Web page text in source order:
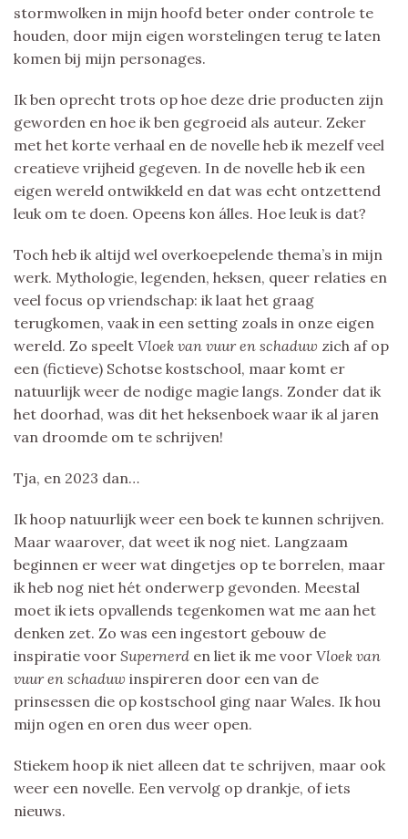
stormwolken in mijn hoofd beter onder controle te
houden, door mijn eigen worstelingen terug te laten
komen bij mijn personages.
Ik ben oprecht trots op hoe deze drie producten zijn
geworden en hoe ik ben gegroeid als auteur. Zeker
met het korte verhaal en de novelle heb ik mezelf veel
creatieve vrijheid gegeven. In de novelle heb ik een
eigen wereld ontwikkeld en dat was echt ontzettend
leuk om te doen. Opeens kon álles. Hoe leuk is dat?
Toch heb ik altijd wel overkoepelende thema’s in mijn
werk. Mythologie, legenden, heksen, queer relaties en
veel focus op vriendschap: ik laat het graag
terugkomen, vaak in een setting zoals in onze eigen
wereld. Zo speelt Vloek van vuur en schaduw zich af op
een (fictieve) Schotse kostschool, maar komt er
natuurlijk weer de nodige magie langs. Zonder dat ik
het doorhad, was dit het heksenboek waar ik al jaren
van droomde om te schrijven!
Tja, en 2023 dan…
Ik hoop natuurlijk weer een boek te kunnen schrijven.
Maar waarover, dat weet ik nog niet. Langzaam
beginnen er weer wat dingetjes op te borrelen, maar
ik heb nog niet hét onderwerp gevonden. Meestal
moet ik iets opvallends tegenkomen wat me aan het
denken zet. Zo was een ingestort gebouw de
inspiratie voor Supernerd en liet ik me voor Vloek van
vuur en schaduw inspireren door een van de
prinsessen die op kostschool ging naar Wales. Ik hou
mijn ogen en oren dus weer open.
Stiekem hoop ik niet alleen dat te schrijven, maar ook
weer een novelle. Een vervolg op drankje, of iets
nieuws.